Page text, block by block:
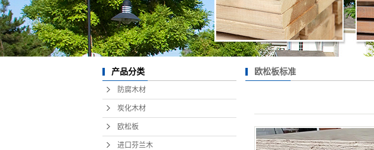
产品分类
防腐木材
炭化木材
欧松板
进口芬兰木
欧松板标准